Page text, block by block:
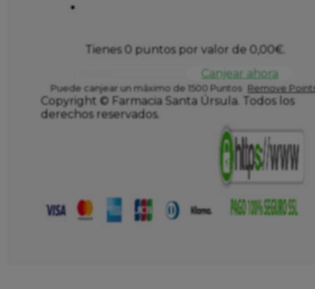
Tienes 0 puntos por valor de 0,00€.
Canjear ahora
Puede canjear un máximo de 1500 Puntos Remove
Copyright © Farmacia Santa Úrsula. Todos los
derechos reservados.